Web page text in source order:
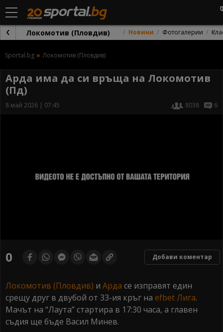
Локомотив (Пловдив) Новини Фотогалерии
Sportal.bg Локомотив (Пловдив)
Арда има да си връща на Локомотив
(Пд)
8 май 2026 | 07:45 8038 6
of0 Добави коментар
Локомотив (Пловдив) и Арда се изправят един
срещу друг в двубой от 33-ия кръг на efbet Лига.
Мачът на “Лаута” стартира в 17:30 часа, а главен
съдия ще бъде Васил Минев.